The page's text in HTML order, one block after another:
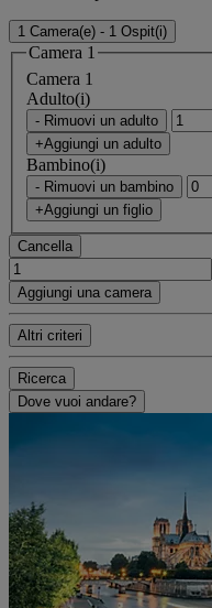
1 Camera(e) - 1 Ospit(i)
Camera 1
Camera 1
Adulto(i)
- Rimuovi un adulto
+Aggiungi un adulto
Bambino(i)
- Rimuovi un bambino
+Aggiungi un figlio
Cancella
Aggiungi una camera
Altri criteri
Ricerca
Dove vuoi andare?